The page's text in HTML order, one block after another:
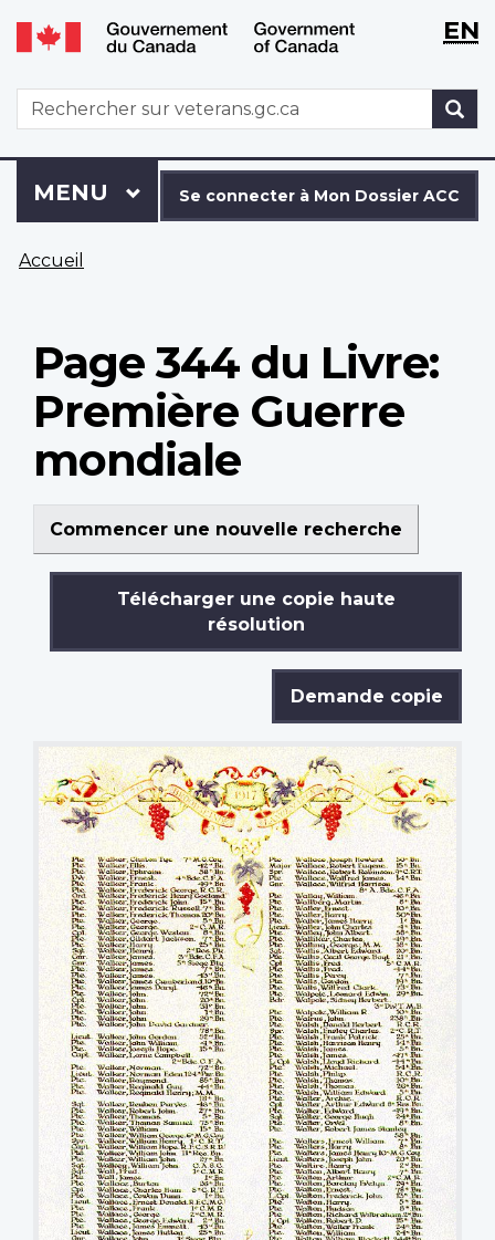
Aller
au
principal
Passer
à
version
HTML
simplifiée
WxT
WxTEN
WxT
Search
form
connecter
à
Dossier
Se connecter à Mon Dossier ACC
Menu
MENU PRINCIPAL
êtes
Accueil
Page 344 du Livre:
Première Guerre
mondiale
Commencer une nouvelle recherche
Télécharger une copie haute
résolution
Demande copie